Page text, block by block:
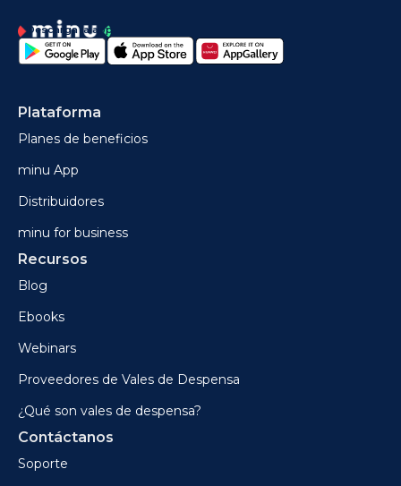
Descarga la app
Plataforma
Planes de beneficios
minu App
Distribuidores
minu for business
Recursos
Blog
Ebooks
Webinars
Proveedores de Vales de Despensa
¿Qué son vales de despensa?
Contáctanos
Soporte